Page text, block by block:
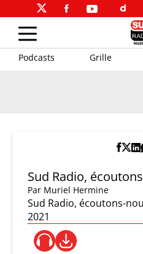
Podcasts Grille
Sud Radio,
Par Muriel Hermine
Sud Radio, écoutons-
2021